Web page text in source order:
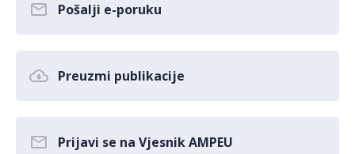
Pošalji e-poruku
Preuzmi publikacije
Prijavi se na Vjesnik AMPEU